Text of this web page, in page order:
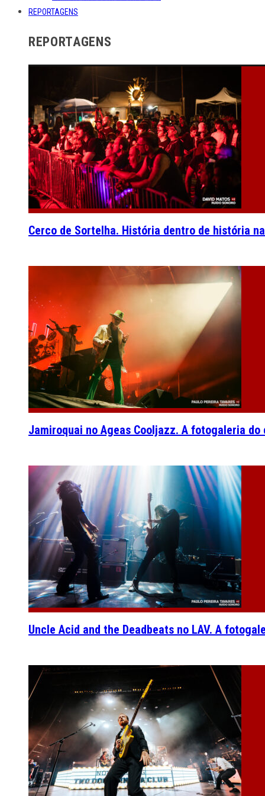
REPORTAGENS
REPORTAGENS
Cerco de Sortelha. História dentro de história
Jamiroquai no Ageas Cooljazz. A fotogaleria do
Uncle Acid and the Deadbeats no LAV. A